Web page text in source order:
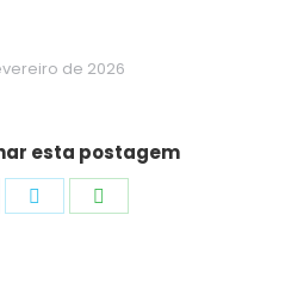
de 2026
esta postagem